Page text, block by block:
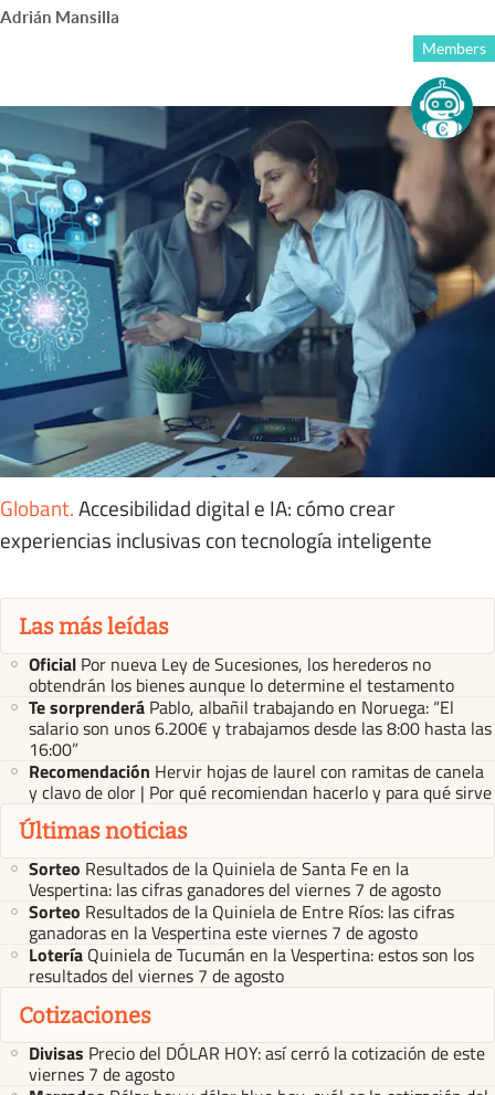
Adrián Mansilla
Members
Globant.Accesibilidad digital e IA: cómo crear
experiencias inclusivas con tecnología inteligente
Las más leídas
Oficial Por nueva Ley de Sucesiones, los herederos no
obtendrán los bienes aunque lo determine el testamento
Te sorprenderá Pablo, albañil trabajando en Noruega: “El
salario son unos 6.200€ y trabajamos desde las 8:00 hasta las
16:00”
Recomendación Hervir hojas de laurel con ramitas de canela
y clavo de olor | Por qué recomiendan hacerlo y para qué sirve
Últimas noticias
Sorteo Resultados de la Quiniela de Santa Fe en la
Vespertina: las cifras ganadores del viernes 7 de agosto
Sorteo Resultados de la Quiniela de Entre Ríos: las cifras
ganadoras en la Vespertina este viernes 7 de agosto
Lotería Quiniela de Tucumán en la Vespertina: estos son los
resultados del viernes 7 de agosto
Cotizaciones
Divisas Precio del DÓLAR HOY: así cerró la cotización de este
viernes 7 de agosto